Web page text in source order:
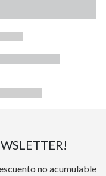
no acumulable